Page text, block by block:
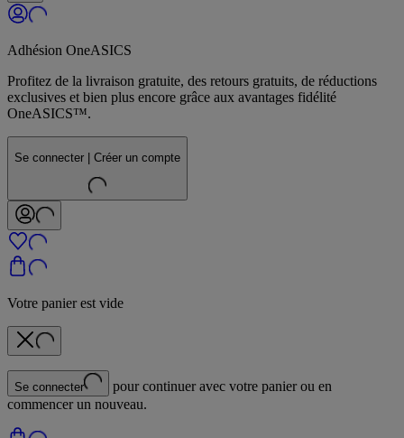
Adhésion OneASICS
Profitez de la livraison gratuite, des retours gratuits, de réductions
exclusives et bien plus encore grâce aux avantages fidélité
OneASICS™.
Se connecter | Créer un compte
Votre panier est vide
Se connecter
pour continuer avec votre panier ou en
commencer un nouveau.